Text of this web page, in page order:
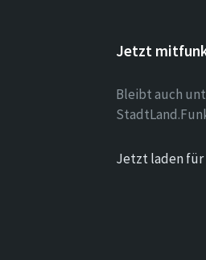
Jetzt
Bleibt auch
Jetzt laden für